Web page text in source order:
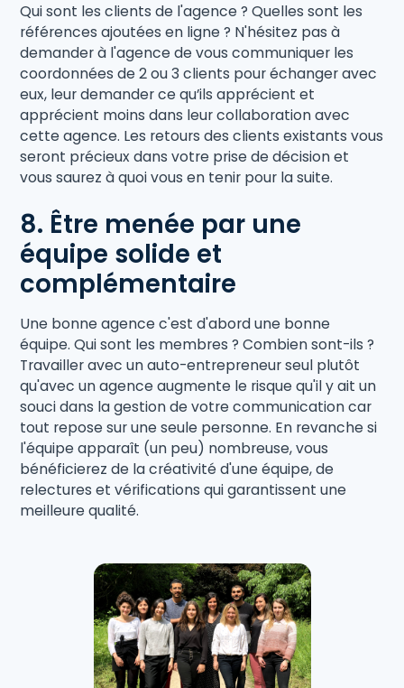
Qui sont les clients de l'agence ? Quelles sont les
références ajoutées en ligne ? N'hésitez pas à
demander à l'agence de vous communiquer les
coordonnées de 2 ou 3 clients pour échanger avec
eux, leur demander ce qu’ils apprécient et
apprécient moins dans leur collaboration avec
cette agence. Les retours des clients existants vous
seront précieux dans votre prise de décision et
vous saurez à quoi vous en tenir pour la suite.
8. Être menée par une
équipe solide et
complémentaire
Une bonne agence c'est d'abord une bonne
équipe. Qui sont les membres ? Combien sont-ils ?
Travailler avec un auto-entrepreneur seul plutôt
qu'avec un agence augmente le risque qu'il y ait un
souci dans la gestion de votre communication car
tout repose sur une seule personne. En revanche si
l'équipe apparaît (un peu) nombreuse, vous
bénéficierez de la créativité d'une équipe, de
relectures et vérifications qui garantissent une
meilleure qualité.